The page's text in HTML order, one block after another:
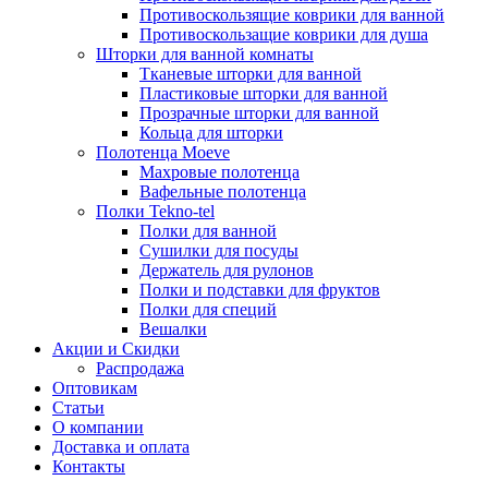
Противоскользящие коврики для ванной
Противоскользащие коврики для душа
Шторки для ванной комнаты
Тканевые шторки для ванной
Пластиковые шторки для ванной
Прозрачные шторки для ванной
Кольца для шторки
Полотенца Moeve
Махровые полотенца
Вафельные полотенца
Полки Tekno-tel
Полки для ванной
Сушилки для посуды
Держатель для рулонов
Полки и подставки для фруктов
Полки для специй
Вешалки
Акции и Скидки
Распродажа
Оптовикам
Статьи
О компании
Доставка и оплата
Контакты